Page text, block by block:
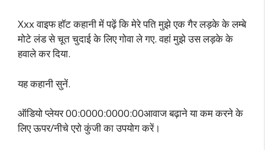
Xxx वाइफ हॉट कहानी में पढ़ें कि मेरे पति मुझे एक गैर लड़के के लम्बे
मोटे लंड से चूत चुदाई के लिए गोवा ले गए. वहां मुझे उस लड़के के
हवाले कर दिया.
यह कहानी सुनें.
ऑडियो प्लेयर 00:0000:0000:00आवाज बढ़ाने या कम करने के
लिए ऊपर/नीचे एरो कुंजी का उपयोग करें।